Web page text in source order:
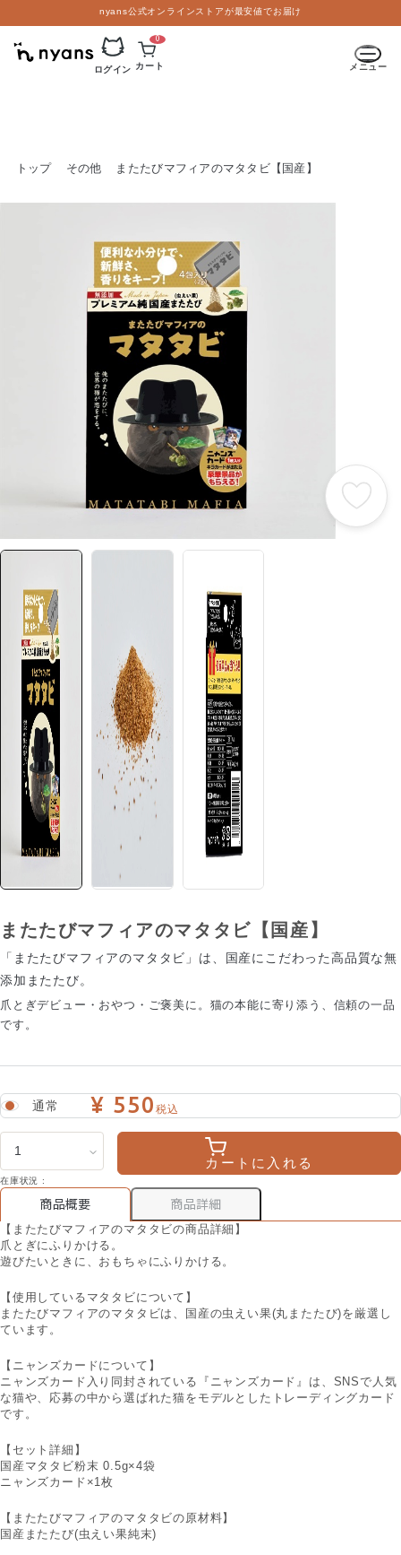
nyans公式オンラインストアが最安値でお届け
メニュー
ログイン
0
カート
トップ その他 またたびマフィアのマタタビ【国産】
またたびマフィアのマタタビ【国産】
「またたびマフィアのマタタビ」は、国産にこだわった高品質な無
添加またたび。
爪とぎデビュー・おやつ・ご褒美に。猫の本能に寄り添う、信頼の一品
です。
通常 ¥ 550税込
カートに入れる
在庫状況 :
商品概要 商品詳細
【またたびマフィアのマタタビの商品詳細】
爪とぎにふりかける。
遊びたいときに、おもちゃにふりかける。
【使用しているマタタビについて】
またたびマフィアのマタタビは、国産の虫えい果(丸またたび)を厳選し
ています。
【ニャンズカードについて】
ニャンズカード入り同封されている『ニャンズカード』は、SNSで人気
な猫や、応募の中から選ばれた猫をモデルとしたトレーディングカード
です。
【セット詳細】
国産マタタビ粉末 0.5g×4袋
ニャンズカード×1枚
【またたびマフィアのマタタビの原材料】
国産またたび(虫えい果純末)